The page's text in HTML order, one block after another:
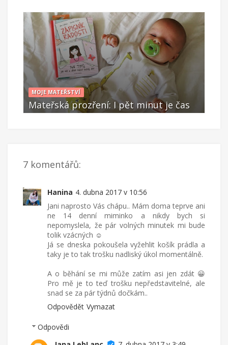
MOJE MATEŘSTVÍ
Mateřská prozření: I pět minut je čas
7 komentářů:
Hanina 4. dubna 2017 v 10:56
Jani naprosto Vás chápu.. Mám doma teprve ani
ne 14 denní miminko a nikdy bych si
nepomyslela, že pár volných minutek mi bude
tolik vzácných ☺
Já se dneska pokoušela vyžehlit košík prádla a
taky je to tak trošku nadliský úkol momentálně.
A o běhání se mi může zatím asi jen zdát 😀
Pro mě je to teď trošku nepředstavitelné, ale
snad se za pár týdnů dočkám..
Odpovědět Vymazat
Odpovědi